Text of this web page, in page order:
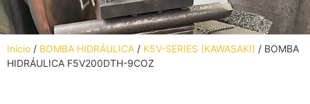
Início / BOMBA HIDRÁULICA / K5V-SERIES (KAWASAKI) / BOMBA
HIDRÁULICA F5V200DTH-9COZ